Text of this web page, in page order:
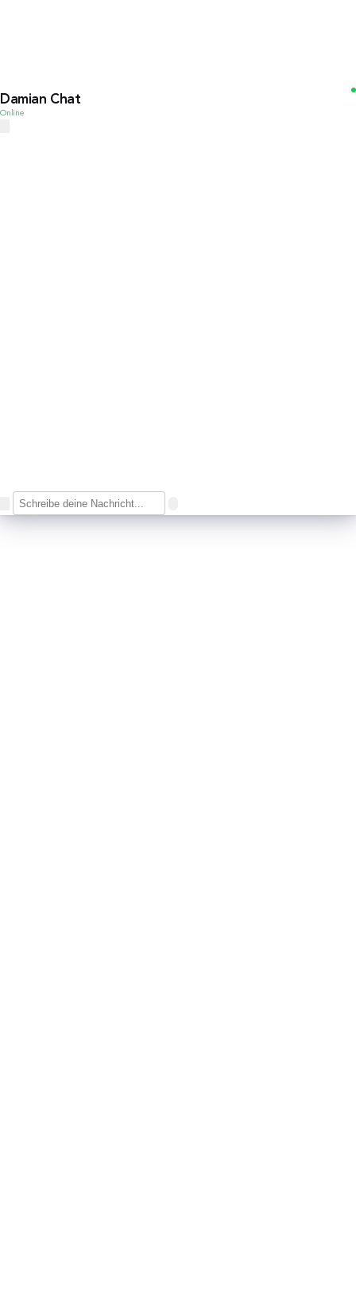
Damian Chat
Online